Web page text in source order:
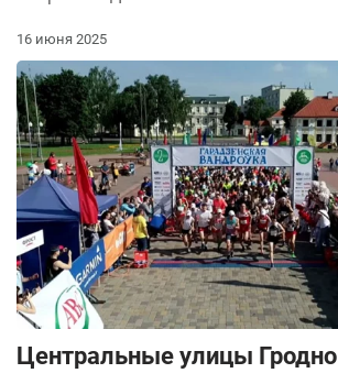
16 июня 2025
Центральные улицы Гродно